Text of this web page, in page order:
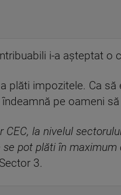
i-a aşteptat o
plăti impozitele. Ca
pe oameni
CEC, la nivelul
pot plăti în
3.